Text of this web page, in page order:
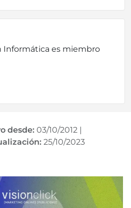
Informática es miembro
desde: 03/10/2012
25/10/2023